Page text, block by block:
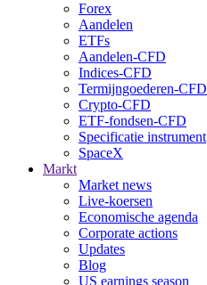
Forex
Aandelen
ETFs
Aandelen-CFD
Indices-CFD
Termijngoederen-CFD
Crypto-CFD
ETF-fondsen-CFD
Specificatie instrument
SpaceX
Markt
Market news
Live-koersen
Economische agenda
Corporate actions
Updates
Blog
US earnings season